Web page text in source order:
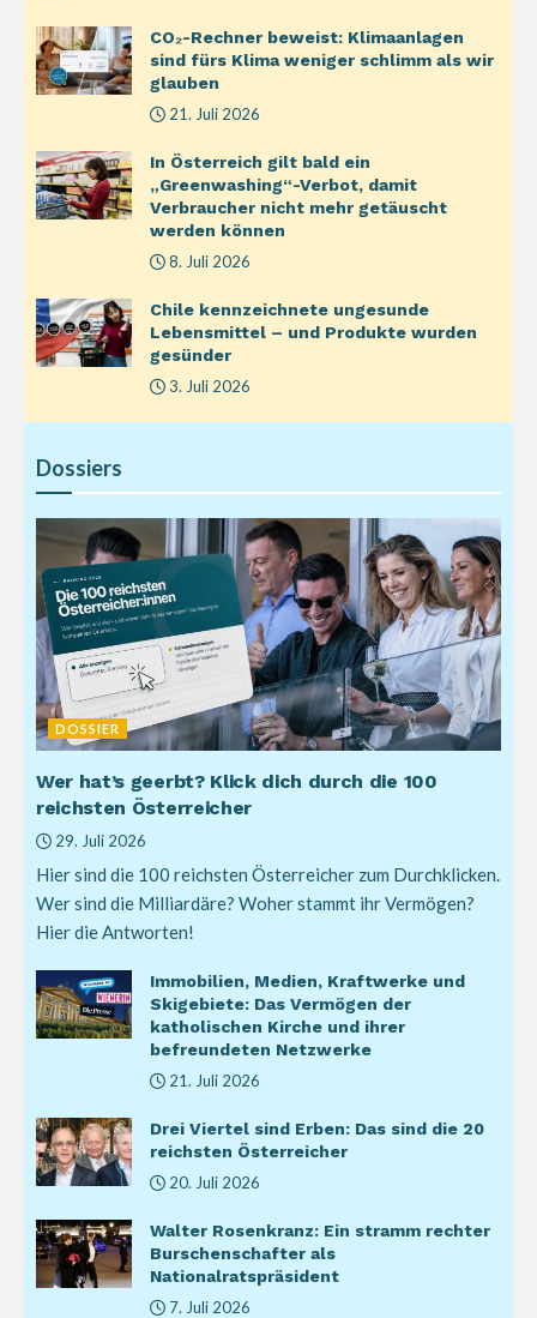
CO₂-Rechner beweist: Klimaanlagen
sind fürs Klima weniger schlimm als wir
glauben
21. Juli 2026
In Österreich gilt bald ein
„Greenwashing“-Verbot, damit
Verbraucher nicht mehr getäuscht
werden können
8. Juli 2026
Chile kennzeichnete ungesunde
Lebensmittel – und Produkte wurden
gesünder
3. Juli 2026
Dossiers
DOSSIER
Wer hat’s geerbt? Klick dich durch die 100
reichsten Österreicher
29. Juli 2026
Hier sind die 100 reichsten Österreicher zum Durchklicken.
Wer sind die Milliardäre? Woher stammt ihr Vermögen?
Hier die Antworten!
Immobilien, Medien, Kraftwerke und
Skigebiete: Das Vermögen der
katholischen Kirche und ihrer
befreundeten Netzwerke
21. Juli 2026
Drei Viertel sind Erben: Das sind die 20
reichsten Österreicher
20. Juli 2026
Walter Rosenkranz: Ein stramm rechter
Burschenschafter als
Nationalratspräsident
7. Juli 2026